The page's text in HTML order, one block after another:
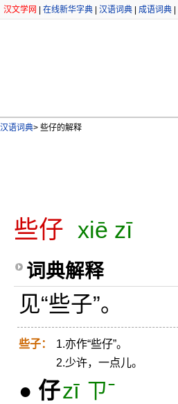
汉文学网 在线新华字典 汉语词典 成语词典
汉语词典> 些仔的解释
些仔 xiē zī
词典解释
见“些子”。
些子：
1.亦作“些仔”。
2.少许，一点儿。
● 仔zī ㄗˉ